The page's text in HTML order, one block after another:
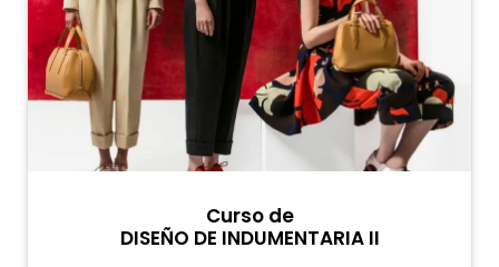
Curso de
DISEÑO DE INDUMENTARIA II